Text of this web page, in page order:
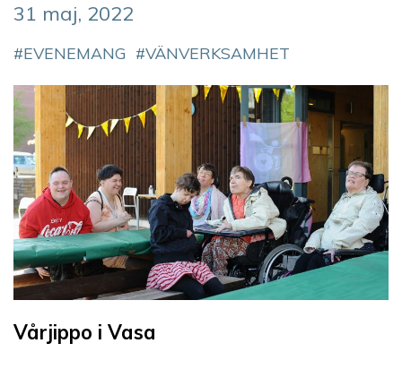
31 maj, 2022
EVENEMANG VÄNVERKSAMHET
Vårjippo i Vasa